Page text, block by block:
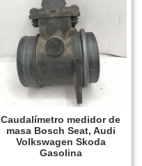
Caudalímetro medidor de
masa Bosch Seat, Audi
Volkswagen Skoda
Gasolina